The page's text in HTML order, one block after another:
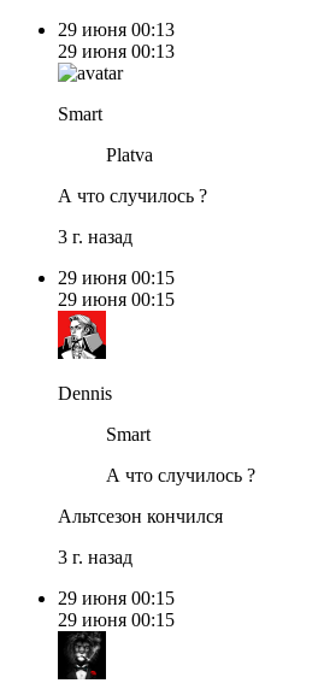
29 июня 00:13
29 июня 00:13
Smart
Platva
А что случилось ?
3 г. назад
29 июня 00:15
29 июня 00:15
Dennis
Smart
А что случилось ?
Альтсезон кончился
3 г. назад
29 июня 00:15
29 июня 00:15